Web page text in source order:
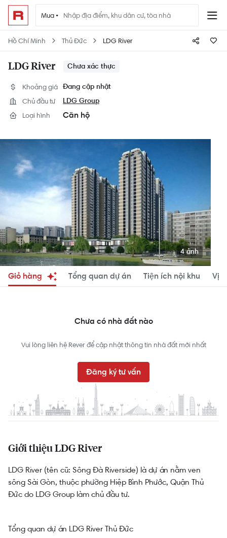
Mua •
Hồ Chí Minh Thủ Đức LDG River
LDG River Chưa xác thực
4 ảnh
Khoảng giá Đang cập nhật
Chủ đầu tư LDG Group
Loại hình Căn hộ
Giỏ hàng Tổng quan dự án Tiện ích nội khu Vị
Chưa có nhà đất nào
Vui lòng liên hệ Rever để cập nhật thông tin nhà đất mới nhất
Đăng ký tư vấn
Giới thiệu LDG River
LDG River (tên cũ: Sông Đà Riverside) là dự án nằm ven
sông Sài Gòn, thuộc phường Hiệp Bình Phước, Quận Thủ
Đức do LDG Group làm chủ đầu tư.
Tổng quan dự án LDG River Thủ Đức